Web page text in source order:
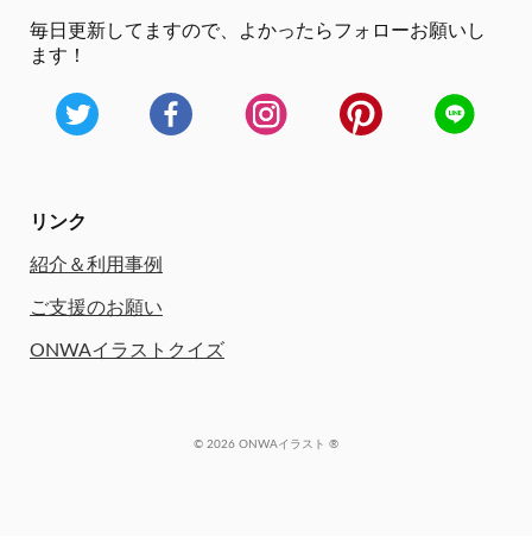
毎日更新してますので、
よかったらフォローお願いし
ます！
リンク
紹介＆利用事例
ご支援のお願い
ONWAイラストクイズ
© 2026 ONWAイラスト ®